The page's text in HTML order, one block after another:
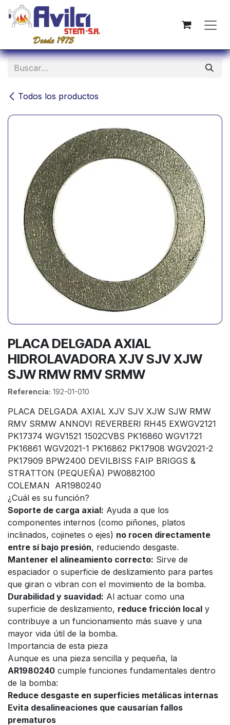
Ir al contenido
Todos los productos
PLACA DELGADA AXIAL
HIDROLAVADORA XJV SJV XJW
SJW RMW RMV SRMW
Referencia: 192-01-010
PLACA DELGADA AXIAL XJV SJV XJW SJW RMW
RMV SRMW ANNOVI REVERBERI RH45 EXWGV2121
PK17374 WGV1521 1502CVBS PK16860 WGV1721
PK16861 WGV2021-1 PK16862 PK17908 WGV2021-2
PK17909 BPW2400 DEVILBISS FAIP BRIGGS &
STRATTON (PEQUEÑA) PW0882100
COLEMAN AR1980240
¿Cuál es su función?
Soporte de carga axial: Ayuda a que los
componentes internos (como piñones, platos
inclinados, cojinetes o ejes) no rocen directamente
entre sí bajo presión, reduciendo desgaste.
Mantener el alineamiento correcto: Sirve de
espaciador o superficie de deslizamiento para partes
que giran o vibran con el movimiento de la bomba.
Durabilidad y suavidad: Al actuar como una
superficie de deslizamiento, reduce fricción local y
contribuye a un funcionamiento más suave y una
mayor vida útil de la bomba.
Importancia de esta pieza
Aunque es una pieza sencilla y pequeña, la
AR1980240 cumple funciones fundamentales dentro
de la bomba:
Reduce desgaste en superficies metálicas internas
Evita desalineaciones que causarían fallos
prematuros